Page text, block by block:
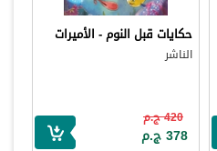
حكايات قبل النوم - الأميرات
الناشر
420 ج.م
378 ج.م